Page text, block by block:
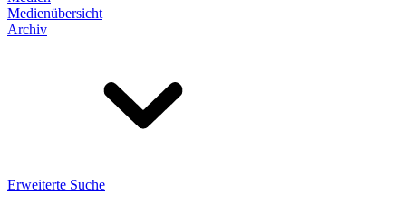
Medienübersicht
Archiv
Erweiterte Suche